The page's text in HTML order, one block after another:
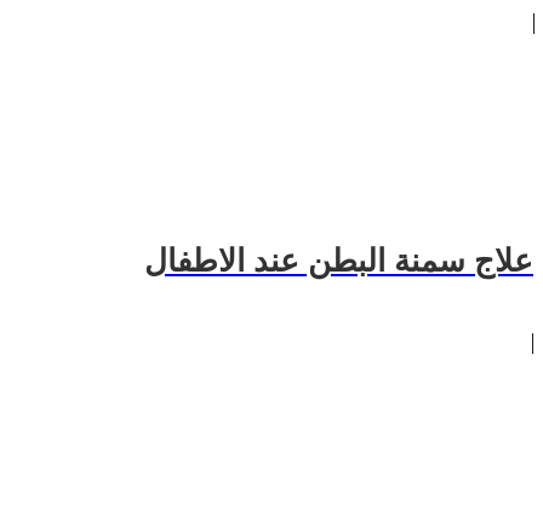
علاج سمنة البطن عند الاطفال